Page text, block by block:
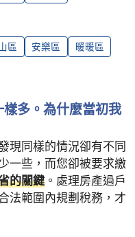
區 安樂區
暖暖區
多。為什麼當初我
現同樣的情況卻有不同
一些，而您卻被要求繳
的關鍵 。處理房產過戶
法範圍內規劃稅務，才